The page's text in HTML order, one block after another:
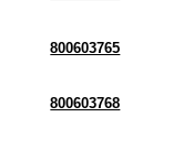
800603765
800603768